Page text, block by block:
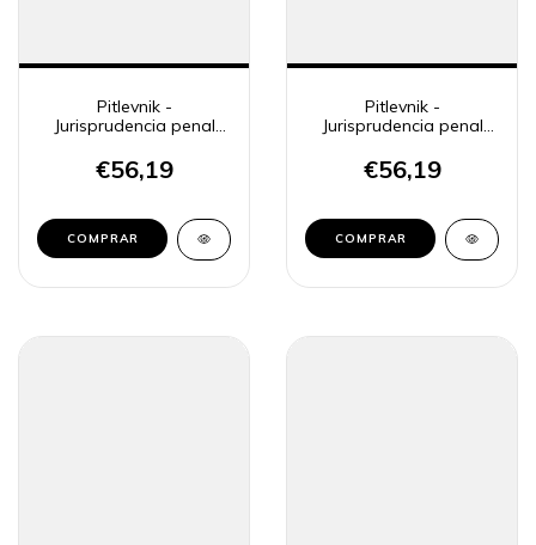
Pitlevnik -
Jurisprudencia penal
€56,19
COMPRAR
Pitlevnik -
Jurisprudencia penal
€56,19
COMPRAR